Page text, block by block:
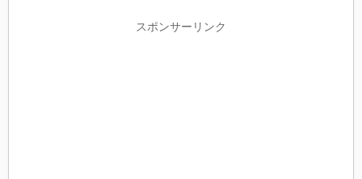
スポンサーリンク